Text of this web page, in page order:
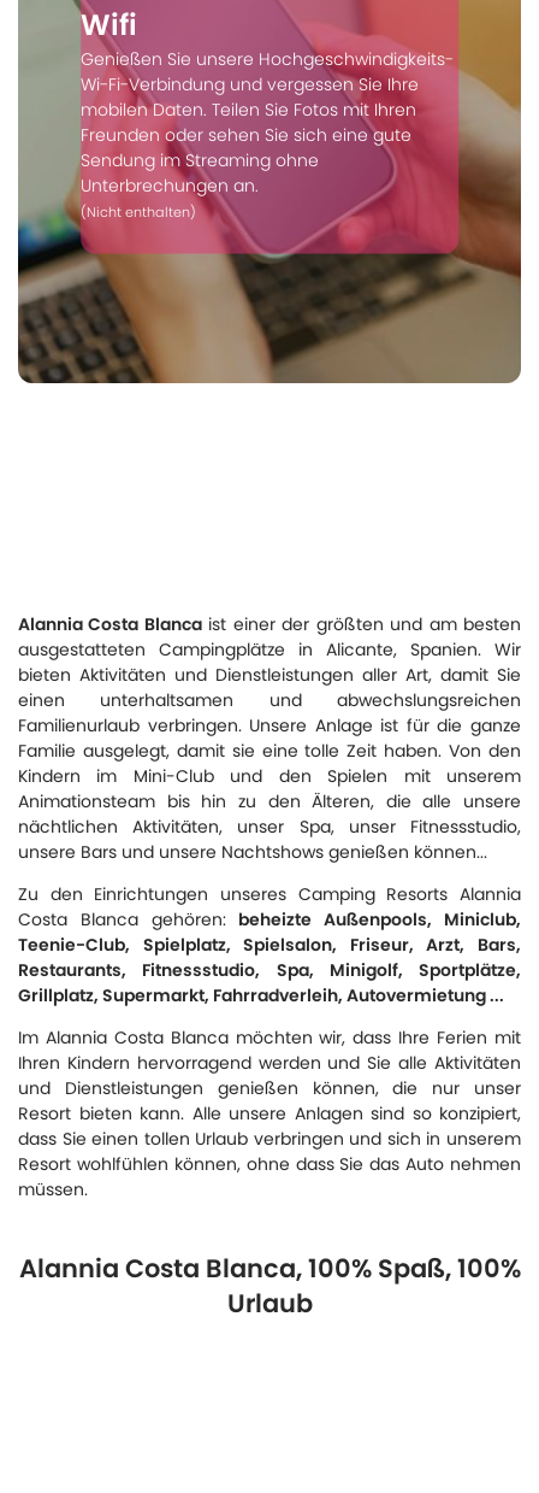
Wifi
Genießen Sie unsere Hochgeschwindigkeits-
Wi-Fi-Verbindung und vergessen Sie Ihre
mobilen Daten. Teilen Sie Fotos mit Ihren
Freunden oder sehen Sie sich eine gute
Sendung im Streaming ohne
Unterbrechungen an.
(Nicht enthalten)
Alannia Costa Blancaist einer der größten und am besten
ausgestatteten Campingplätze in Alicante, Spanien. Wir
bieten Aktivitäten und Dienstleistungen aller Art, damit Sie
einen unterhaltsamen und abwechslungsreichen
Familienurlaub verbringen. Unsere Anlage ist für die ganze
Familie ausgelegt, damit sie eine tolle Zeit haben. Von den
Kindern im Mini-Club und den Spielen mit unserem
Animationsteam bis hin zu den Älteren, die alle unsere
nächtlichen Aktivitäten, unser Spa, unser Fitnessstudio,
unsere Bars und unsere Nachtshows genießen können...
Zu den Einrichtungen unseres Camping Resorts Alannia
Costa Blanca gehören: beheizte Außenpools, Miniclub,
Teenie-Club, Spielplatz, Spielsalon, Friseur, Arzt, Bars,
Restaurants, Fitnessstudio, Spa, Minigolf, Sportplätze,
Grillplatz, Supermarkt, Fahrradverleih, Autovermietung ...
Im Alannia Costa Blanca möchten wir, dass Ihre Ferien mit
Ihren Kindern hervorragend werden und Sie alle Aktivitäten
und Dienstleistungen genießen können, die nur unser
Resort bieten kann. Alle unsere Anlagen sind so konzipiert,
dass Sie einen tollen Urlaub verbringen und sich in unserem
Resort wohlfühlen können, ohne dass Sie das Auto nehmen
müssen.
Alannia Costa Blanca, 100% Spaß, 100%
Urlaub